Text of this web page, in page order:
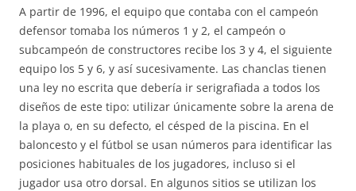
A partir de 1996, el equipo que contaba con el campeón
defensor tomaba los números 1 y 2, el campeón o
subcampeón de constructores recibe los 3 y 4, el siguiente
equipo los 5 y 6, y así sucesivamente. Las chanclas tienen
una ley no escrita que debería ir serigrafiada a todos los
diseños de este tipo: utilizar únicamente sobre la arena de
la playa o, en su defecto, el césped de la piscina. En el
baloncesto y el fútbol se usan números para identificar las
posiciones habituales de los jugadores, incluso si el
jugador usa otro dorsal. En algunos sitios se utilizan los